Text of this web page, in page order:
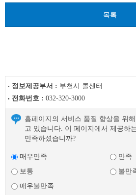
목록
정보제공부서 : 부천시 콜센터
전화번호 : 032-320-3000
홈페이지의 서비스 품질 향상을 위
고 있습니다. 이 페이지에서 제공하
만족하셨습니까?
매우만족
만족
보통
불만
매우불만족